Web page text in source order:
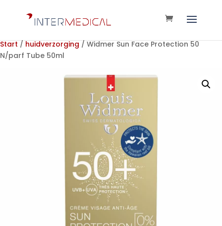
Start / huidverzorging / Widmer Sun Face Protection 50
N/parf Tube 50ml